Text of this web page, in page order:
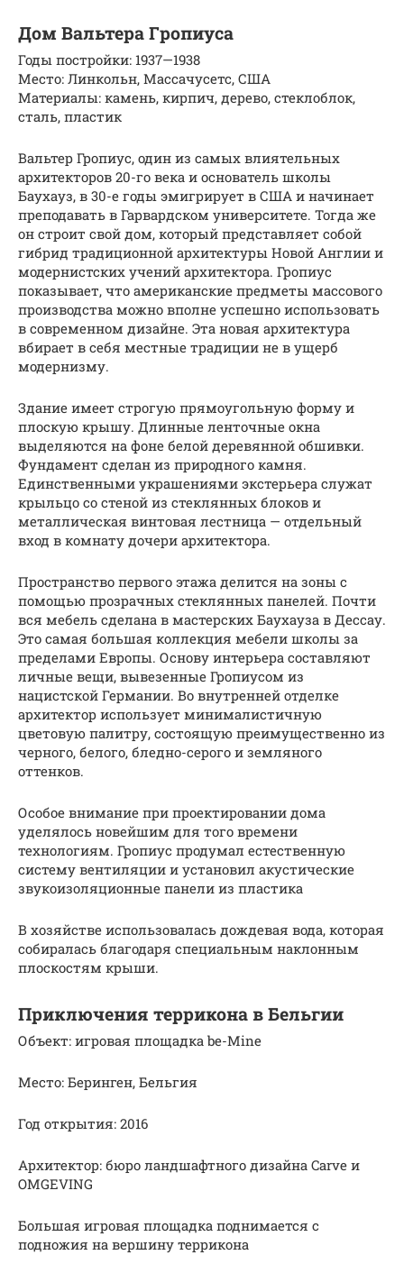
Дом Вальтера Гропиуса
Годы постройки: 1937—1938
Место: Линкольн, Массачусетс, США
Материалы: камень, кирпич, дерево, стеклоблок,
сталь, пластик
Вальтер Гропиус, один из самых влиятельных
архитекторов 20-го века и основатель школы
Баухауз, в 30-е годы эмигрирует в США и начинает
преподавать в Гарвардском университете. Тогда же
он строит свой дом, который представляет собой
гибрид традиционной архитектуры Новой Англии и
модернистских учений архитектора. Гропиус
показывает, что американские предметы массового
производства можно вполне успешно использовать
в современном дизайне. Эта новая архитектура
вбирает в себя местные традиции не в ущерб
модернизму.
Здание имеет строгую прямоугольную форму и
плоскую крышу. Длинные ленточные окна
выделяются на фоне белой деревянной обшивки.
Фундамент сделан из природного камня.
Единственными украшениями экстерьера служат
крыльцо со стеной из стеклянных блоков и
металлическая винтовая лестница — отдельный
вход в комнату дочери архитектора.
Пространство первого этажа делится на зоны с
помощью прозрачных стеклянных панелей. Почти
вся мебель сделана в мастерских Баухауза в Дессау.
Это самая большая коллекция мебели школы за
пределами Европы. Основу интерьера составляют
личные вещи, вывезенные Гропиусом из
нацистской Германии. Во внутренней отделке
архитектор использует минималистичную
цветовую палитру, состоящую преимущественно из
черного, белого, бледно-серого и земляного
оттенков.
Особое внимание при проектировании дома
уделялось новейшим для того времени
технологиям. Гропиус продумал естественную
систему вентиляции и установил акустические
звукоизоляционные панели из пластика
В хозяйстве использовалась дождевая вода, которая
собиралась благодаря специальным наклонным
плоскостям крыши.
Приключения террикона в Бельгии
Объект: игровая площадка be-Mine
Место: Беринген, Бельгия
Год открытия: 2016
Архитектор: бюро ландшафтного дизайна Carve и
OMGEVING
Большая игровая площадка поднимается с
подножия на вершину террикона